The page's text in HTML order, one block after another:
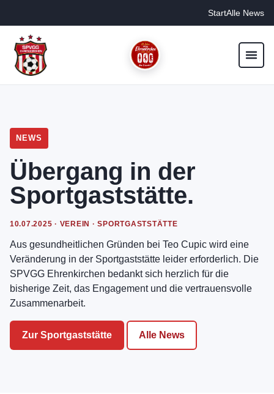
StartAlle News
NEWS
Übergang in der
Sportgaststätte.
10.07.2025 · VEREIN · SPORTGASTSTÄTTE
Aus gesundheitlichen Gründen bei Teo Cupic wird eine
Veränderung in der Sportgaststätte leider erforderlich. Die
SPVGG Ehrenkirchen bedankt sich herzlich für die
bisherige Zeit, das Engagement und die vertrauensvolle
Zusammenarbeit.
Zur Sportgaststätte Alle News